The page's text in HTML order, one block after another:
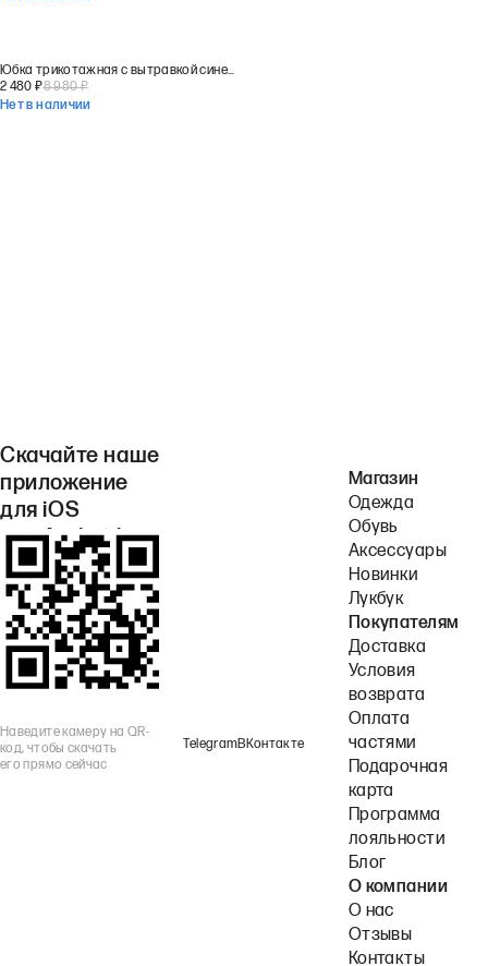
Юбка трикотажная с вытравкой синего цвета
2 480 ₽8 980₽
Нет в наличии
Скачайте наше
приложение
для iOS
или Android.
Наведите камеру на QR-
код, чтобы скачать
его прямо сейчас
TelegramВКонтакте
Магазин
Одежда
Обувь
Аксессуары
Новинки
Лукбук
Покупателям
Доставка
Условия
возврата
Оплата
частями
Подарочная
карта
Программа
лояльности
Блог
О компании
О нас
Отзывы
Контакты